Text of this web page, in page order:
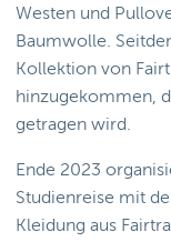
Westen und
Baumwolle.
Kollektion von
hinzugekommen,
getragen wird.
Ende 2023
Studienreise mit
Kleidung aus